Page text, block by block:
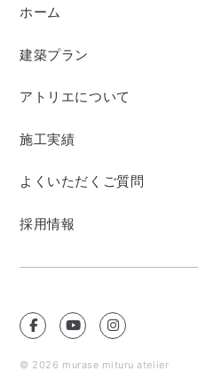
ホーム
建築プラン
アトリエについて
施工実績
よくいただくご質問
採用情報
© 2026 murase mituru atelier